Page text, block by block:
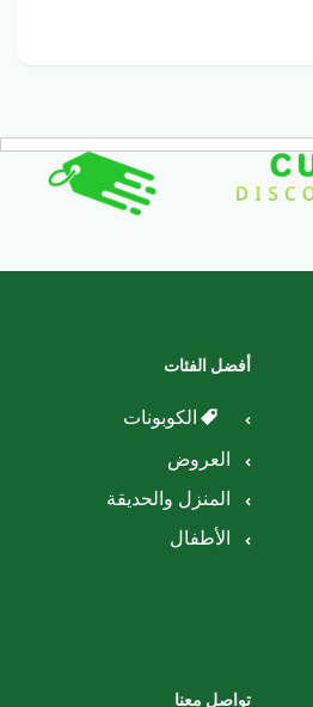
أفضل الفئات
الكوبونات
العروض
المنزل والحديقة
الأطفال
تواصل معنا